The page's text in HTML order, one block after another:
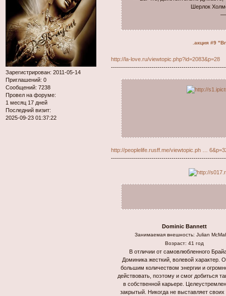
Зарегистрирован: 2011-05-14
Приглашений: 0
Сообщений: 7238
Провел на форуме:
1 месяц 17 дней
Последний визит:
2025-09-23 01:37:22
Шерлок
—
.акция #9
http://la-love.ru/viewtopic.php?id=2083&p=28
http://peoplelife.rusff.me/viewtopic.ph …
Dominic Bannett
Занимаемая внешность: Julian
Возраст: 41 год
В отличии от самовлюбленного
Доминика жесткий, волевой характер.
большим количеством энергии и
действовать, поэтому и смог добиться
в собственной карьере.
закрытый. Никогда не выставляет своих